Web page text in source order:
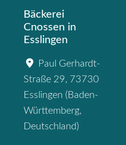
Bäckerei
Cnossen in
Esslingen
Paul Gerhardt-
Straße 29, 73730
Esslingen ( Baden-
Württemberg,
Deutschland)